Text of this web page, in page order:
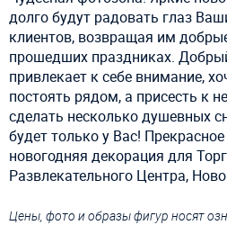
долго будут радовать глаз
клиентов, возвращая им
прошедших праздниках.
привлекает к себе внимание,
постоять рядом, а присесть к
сделать несколько душевных
будет только у Вас!
новогодняя декорация для
Развлекательного Центра,
Цены, фото и образы фигур носят